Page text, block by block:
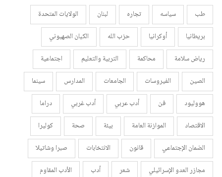
طب سياسه تجاره لبنان
الولايات المتحدة
بريطانيا
أوكرانيا حزب الله
الكيان الصهيوني
رياض سلامة
محاكمة التربية والتعليم
اجتماعية
الصين
الفيروسات الجامعات المدارس
سينما
هووليود
فن أدب عربي أدب غربي
دراما
الاقتصاد
الموازنة العامة بيئة صحة
كوليرا
الضمان الإجتماعي
قانون الانتخابات
صبرا وشاتيلا
مجازر العدو الإسرائيلي
شعر أدب
الأدب المقاوم